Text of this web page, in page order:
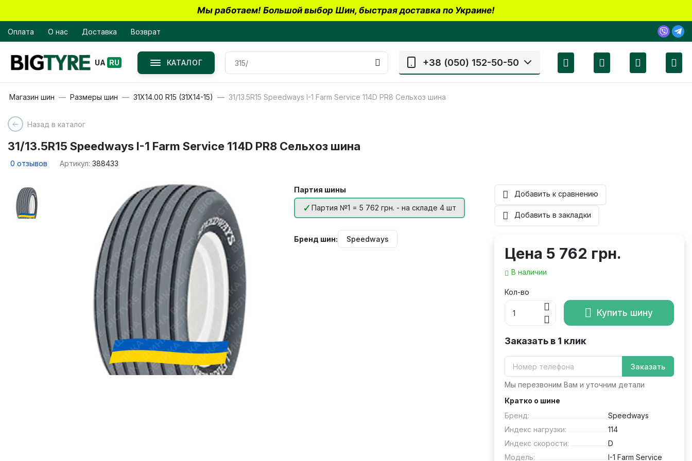
Мы работаем! Большой выбор Шин, быстрая доставка по Украине!
Оплата О нас Доставка Возврат
UA RU КАТАЛОГ +38 (050) 152-50-50
Магазин шин Размеры шин 31X14.00 R15 (31X14-15) 31/13.5R15 Speedways I-1 Farm Service 114D PR8 Сельхоз шина
Назад в каталог
31/13.5R15 Speedways I-1 Farm Service 114D PR8 Сельхоз шина
0 отзывов Артикул: 388433
Партия шины
Партия №1 = 5 762 грн. - на складе 4 шт
Бренд шин: Speedways
Добавить к сравнению
Добавить в закладки
Цена 5 762 грн.
В наличии
Кол-во
Купить шину
Заказать в 1 клик
Заказать
Мы перезвоним Вам и уточним детали
Кратко о шине
Бренд:
Speedways
Индекс нагрузки:
114
Индекс скорости:
D
Модель:
I-1 Farm Service